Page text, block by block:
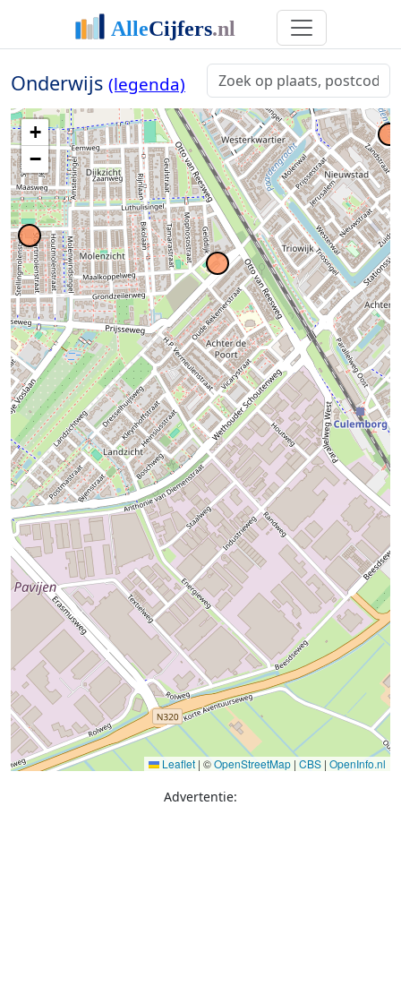
Onderwijs (legenda)
+
−
Leaflet | ©OpenStreetMap | CBS | OpenInfo.nl
Advertentie: